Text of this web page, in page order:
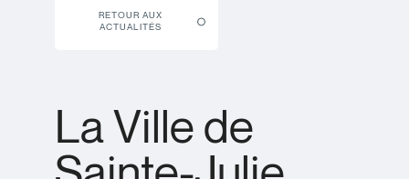
RETOUR AUX
ACTUALITÉS
La Ville de